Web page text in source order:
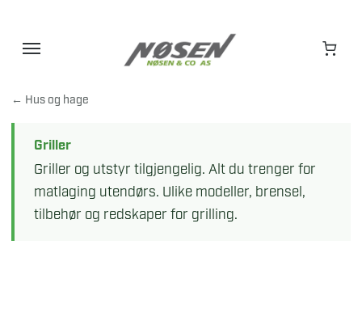
← Hus og hage
Griller
Griller og utstyr tilgjengelig. Alt du trenger for
matlaging utendørs. Ulike modeller, brensel,
tilbehør og redskaper for grilling.